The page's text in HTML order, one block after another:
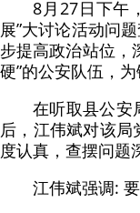
8月27日下午
展”大讨论活动问
步提高政治站位，
硬”的公安队伍，
在听取县公安
后，江伟斌对该
度认真，查摆问题
江伟斌强调: